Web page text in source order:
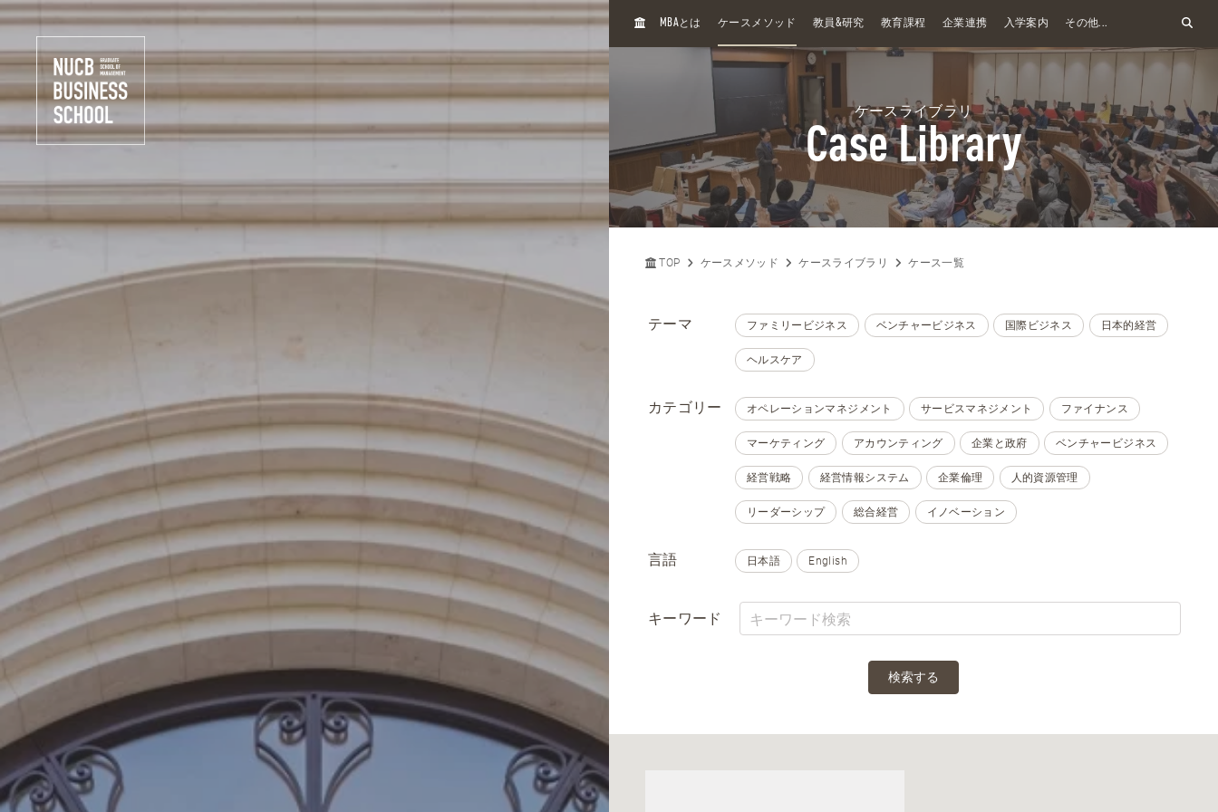
H
MBAとは ケースメソッド 教員&研究 教育課程 企業連携 入学案内 その他...
ケースライブラリ
Case Library
TOP ケースメソッド ケースライブラリ ケース一覧
テーマ ファミリービジネス ベンチャービジネス 国際ビジネス 日本的経営
ヘルスケア
カテゴリー オペレーションマネジメント サービスマネジメント ファイナンス
マーケティング アカウンティング 企業と政府 ベンチャービジネス
経営戦略 経営情報システム 企業倫理 人的資源管理
リーダーシップ 総合経営 イノベーション
言語 日本語 English
キーワード
検索する